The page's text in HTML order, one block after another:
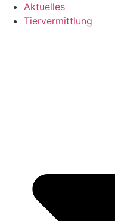
Aktuelles
Tiervermittlung